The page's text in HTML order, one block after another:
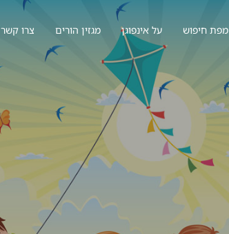
מפת חיפוש על אינפוגן מגזין הורים צרו קשר